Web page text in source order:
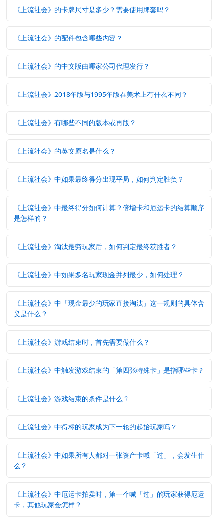
《上流社会》的卡牌尺寸是多少？需要使用牌套吗？
《上流社会》的配件包含哪些内容？
《上流社会》的中文版由哪家公司代理发行？
《上流社会》2018年版与1995年版在美术上有什么不同？
《上流社会》有哪些不同的版本或再版？
《上流社会》的英文原名是什么？
《上流社会》中如果最终得分出现平局，如何判定胜负？
《上流社会》中最终得分如何计算？倍增卡和厄运卡的结算顺序
是怎样的？
《上流社会》淘汰最穷玩家后，如何判定最终获胜者？
《上流社会》中如果多名玩家现金并列最少，如何处理？
《上流社会》中「现金最少的玩家直接淘汰」这一规则的具体含
义是什么？
《上流社会》游戏结束时，首先需要做什么？
《上流社会》中触发游戏结束的「第四张特殊卡」是指哪些卡？
《上流社会》游戏结束的条件是什么？
《上流社会》中得标的玩家成为下一轮的起始玩家吗？
《上流社会》中如果所有人都对一张资产卡喊「过」，会发生什
么？
《上流社会》中厄运卡拍卖时，第一个喊「过」的玩家获得厄运
卡，其他玩家会怎样？